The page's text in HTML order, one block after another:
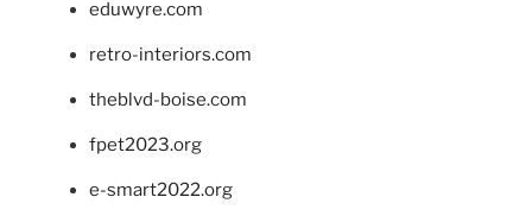
eduwyre.com
retro-interiors.com
theblvd-boise.com
fpet2023.org
e-smart2022.org